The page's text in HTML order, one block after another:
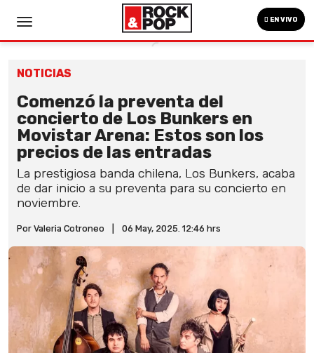
EN VIVO
NOTICIAS
Comenzó la preventa del
concierto de Los Bunkers en
Movistar Arena: Estos son los
precios de las entradas
La prestigiosa banda chilena, Los Bunkers, acaba
de dar inicio a su preventa para su concierto en
noviembre.
Por Valeria Cotroneo 06 May, 2025. 12:46 hrs